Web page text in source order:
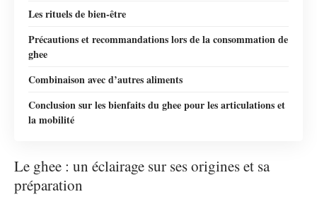
Les rituels de bien-être
Précautions et recommandations lors de la consommation de
ghee
Combinaison avec d’autres aliments
Conclusion sur les bienfaits du ghee pour les articulations et
la mobilité
Le ghee : un éclairage sur ses origines et sa
préparation